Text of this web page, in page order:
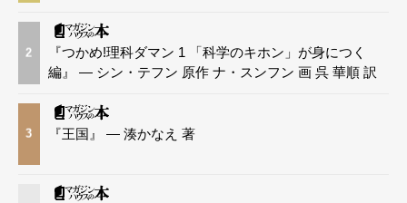
2
『つかめ!理科ダマン 1 「科学のキホン」が身につく
編』 — シン・テフン 原作 ナ・スンフン 画 呉 華順 訳
3 『王国』 — 湊かなえ 著